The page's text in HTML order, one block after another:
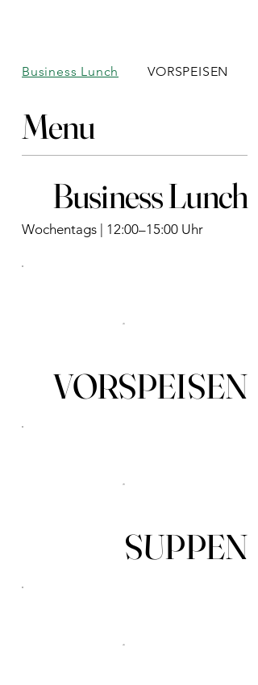
Menu
Business Lunch
Wochentags | 12:00–15:00 Uhr
VORSPEISEN
SUPPEN
Business Lunch VORSPEISEN